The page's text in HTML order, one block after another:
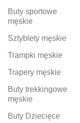
Buty sportowe
męskie
Sztyblety męskie
Trampki męskie
Trapery męskie
Buty trekkingowe
męskie
Buty Dziecięce